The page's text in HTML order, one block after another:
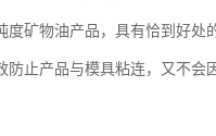
度矿物油产品，具有恰到好处
防止产品与模具粘连，又不会